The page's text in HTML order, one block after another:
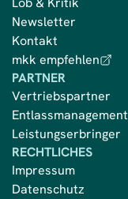
Newsletter
Kontakt
mkk empfehlen
PARTNER
Vertriebspartner
Entlassmanagement
Leistungserbringer
RECHTLICHES
Impressum
Datenschutz